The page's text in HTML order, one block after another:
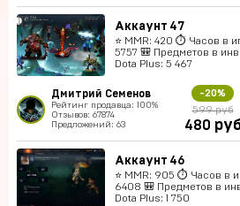
Аккаунт 47
⭐️ MMR: 420 ⏱ Часов в
5757 🎒 Предметов в
Dota Plus: 5 467
Дмитрий Семенов
Рейтинг продавца: 100%
Отзывов: 67874
Предложений: 63
-20%
599 руб
480
Аккаунт 46
⭐️ MMR: 905 ⏱ Часов в
6408 🎒 Предметов в
Dota Plus: 1 750